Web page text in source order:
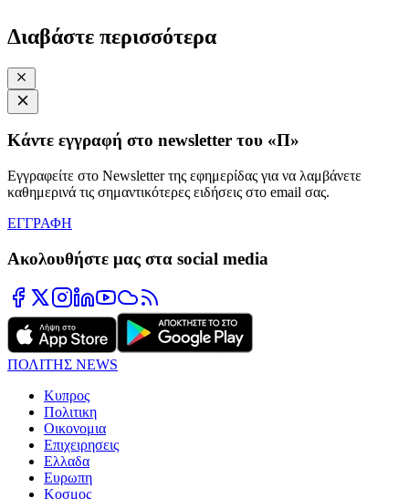
Διαβάστε περισσότερα
Κάντε εγγραφή στο newsletter του «Π»
Εγγραφείτε στο Newsletter της εφημερίδας για να λαμβάνετε
καθημερινά τις σημαντικότερες ειδήσεις στο email σας.
ΕΓΓΡΑΦΗ
Ακολουθήστε μας στα social media
ΠΟΛΙΤΗΣ NEWS
Κυπρος
Πολιτικη
Οικονομια
Επιχειρησεις
Ελλαδα
Ευρωπη
Κοσμος